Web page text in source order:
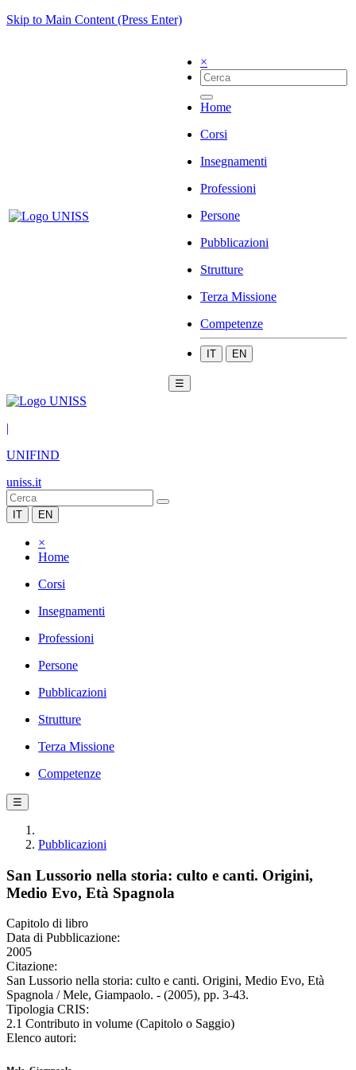
Skip to Main Content (Press Enter)
×
Home
Corsi
Insegnamenti
Professioni
Persone
Pubblicazioni
Strutture
Terza Missione
Competenze
IT EN
☰
|
UNIFIND
uniss.it
IT EN
×
Home
Corsi
Insegnamenti
Professioni
Persone
Pubblicazioni
Strutture
Terza Missione
Competenze
☰
Pubblicazioni
San Lussorio nella storia: culto e canti. Origini,
Medio Evo, Età Spagnola
Capitolo di libro
Data di Pubblicazione:
2005
Citazione:
San Lussorio nella storia: culto e canti. Origini, Medio Evo, Età
Spagnola / Mele, Giampaolo. - (2005), pp. 3-43.
Tipologia CRIS:
2.1 Contributo in volume (Capitolo o Saggio)
Elenco autori: